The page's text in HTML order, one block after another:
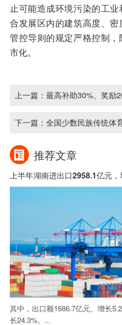
止可能造成环境污染的工
合发展区内的建筑高度、
管控导则的规定严格控制
市化。
上一篇： 最高补助30%、奖励
济发展专项申报
下一篇： 全国少数民族传统体
事招商开启
推荐文章
上半年湖南进出口2958.1亿元
其中，出口额1686.7亿元、增长
长24.3%。...